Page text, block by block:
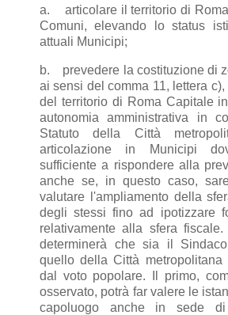
a.
articolare il territorio di
Comuni, elevando lo status
attuali Municipi;
b.
prevedere la costituzione di
ai sensi del comma 11, lettera
del territorio di Roma Capitale
autonomia amministrativa in
Statuto della Città
articolazione in Municipi
sufficiente a rispondere alla
anche se, in questo caso,
valutare l'ampliamento della
degli stessi fino ad ipotizzare
relativamente alla sfera
determinerà che sia il
quello della Città metropolitana
dal voto popolare. Il primo,
osservato, potrà far valere le
capoluogo anche in sede